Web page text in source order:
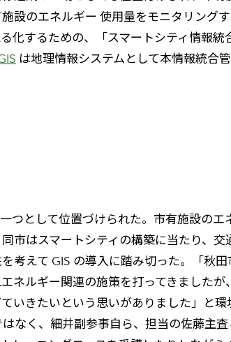
設のエネルギー 使用量をモニタリング
化するための、「スマートシティ情報統
は地理情報システムとして本情報統合
つとして位置づけられた。市有施設のエ
市はスマートシティの構築に当たり、
考えて GIS の導入に踏み切った。「秋
ネルギー関連の施策を打ってきましたが
いきたいという思いがありました」と
なく、細井副参事自ら、担当の佐藤主